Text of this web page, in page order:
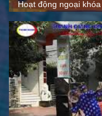
Quy mô, cách thức